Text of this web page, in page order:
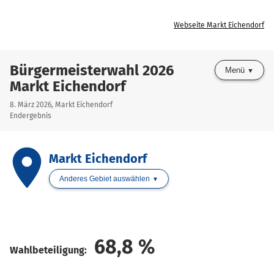
Webseite Markt Eichendorf
Bürgermeisterwahl 2026
Markt Eichendorf
8. März 2026, Markt Eichendorf
Endergebnis
Menü
placeMarkt Eichendorf
Anderes Gebiet auswählen
Wahlbeteiligung: 68,8 %